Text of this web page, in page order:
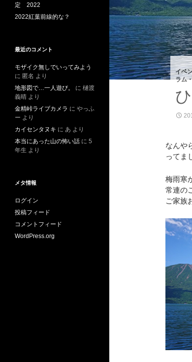
イベ
ラム
なんや
ってま
梅雨寒
常連の
ご家族
定 2022
2022紅葉前線的な？
最近のコメント
モザイク無しでいってみよう
に 匿名 より
地形図で…一人遊び。
に 樋渡
義晴 より
金精峠ライブカメラ に やっふ
ー より
カイセンタヌキ に あ より
本当にあった山の怖い話 に 5
年生 より
メタ情報
ログイン
投稿フィード
コメントフィード
WordPress.org